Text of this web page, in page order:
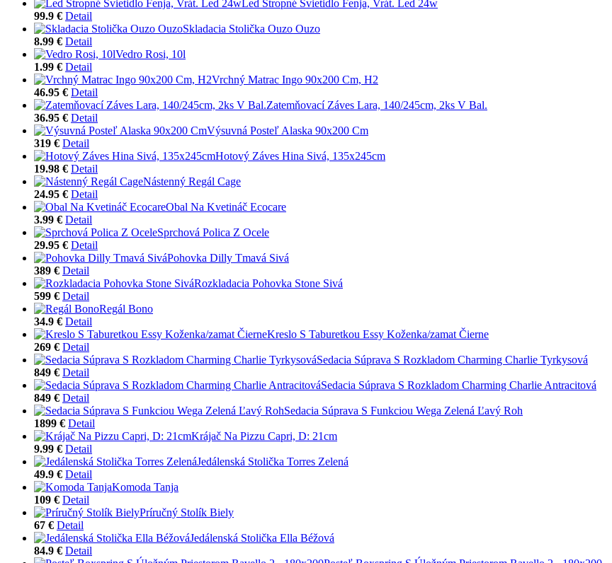
Led Stropné Svietidlo Fenja, Vrát. Led 24w
99.9 € Detail
Skladacia Stolička Ouzo Ouzo
8.99 € Detail
Vedro Rosi, 10l
1.99 € Detail
Vrchný Matrac Ingo 90x200 Cm, H2
46.95 € Detail
Zatemňovací Záves Lara, 140/245cm, 2ks V Bal.
36.95 € Detail
Výsuvná Posteľ Alaska 90x200 Cm
319 € Detail
Hotový Záves Hina Sivá, 135x245cm
19.98 € Detail
Nástenný Regál Cage
24.95 € Detail
Obal Na Kvetináč Ecocare
3.99 € Detail
Sprchová Polica Z Ocele
29.95 € Detail
Pohovka Dilly Tmavá Sivá
389 € Detail
Rozkladacia Pohovka Stone Sivá
599 € Detail
Regál Bono
34.9 € Detail
Kreslo S Taburetkou Essy Koženka/zamat Čierne
269 € Detail
Sedacia Súprava S Rozkladom Charming Charlie Tyrkysová
849 € Detail
Sedacia Súprava S Rozkladom Charming Charlie Antracitová
849 € Detail
Sedacia Súprava S Funkciou Wega Zelená Ľavý Roh
1899 € Detail
Krájač Na Pizzu Capri, D: 21cm
9.99 € Detail
Jedálenská Stolička Torres Zelená
49.9 € Detail
Komoda Tanja
109 € Detail
Príručný Stolík Biely
67 € Detail
Jedálenská Stolička Ella Béžová
84.9 € Detail